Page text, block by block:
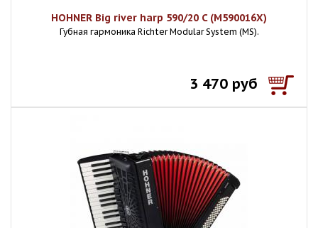
HOHNER Big river harp 590/20 C (M590016X)
Губная гармоника Richter Modular System (MS).
3 470 руб